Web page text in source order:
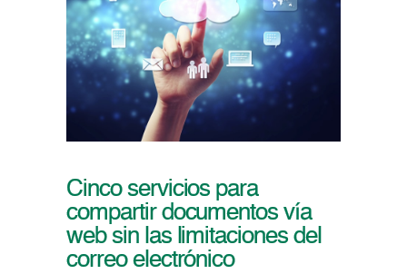
Cinco servicios para
compartir documentos vía
web sin las limitaciones del
correo electrónico